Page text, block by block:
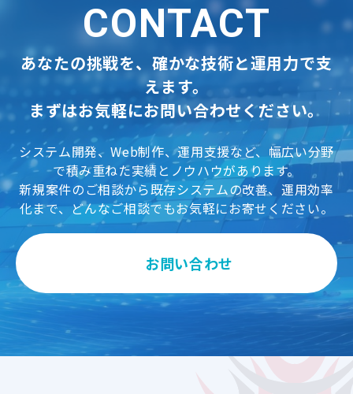
CONTACT
あなたの挑戦を、確かな技術と運用力で支
えます。
まずはお気軽にお問い合わせください。
システム開発、Web制作、運用支援など、幅広い分野
で積み重ねた実績とノウハウがあります。
新規案件のご相談から既存システムの改善、運用効率
化まで、どんなご相談でもお気軽にお寄せください。
お問い合わせ